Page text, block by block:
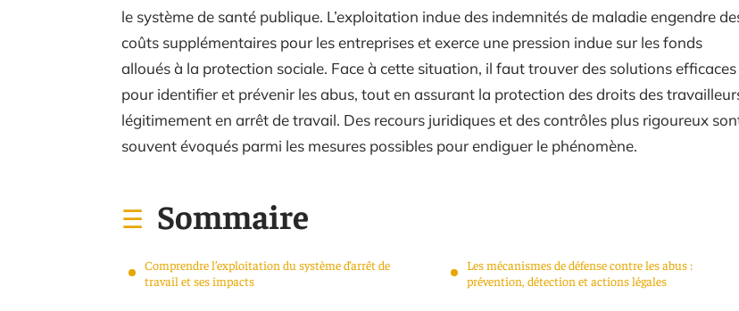
le système de santé publique. L’exploitation indue des indemnités de maladie engendre
coûts supplémentaires pour les entreprises et exerce une pression indue sur les fonds
alloués à la protection sociale. Face à cette situation, il faut trouver des solutions efficaces
pour identifier et prévenir les abus, tout en assurant la protection des droits des
légitimement en arrêt de travail. Des recours juridiques et des contrôles plus rigoureux
souvent évoqués parmi les mesures possibles pour endiguer le phénomène.
Sommaire
Comprendre l’exploitation du système d’arrêt de
travail et ses impacts
Les mécanismes de défense contre les abus :
prévention, détection et actions légales